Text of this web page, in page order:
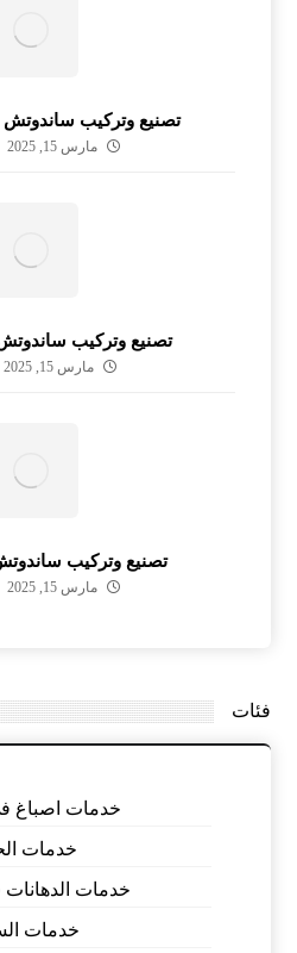
تصنيع وتركيب ساندوتش
مارس 15, 2025
تصنيع وتركيب
مارس 15, 2025
تصنيع وتركيب
مارس 15, 2025
فئات
خدمات اصباغ
خدمات
خدمات الدهانات
خدمات